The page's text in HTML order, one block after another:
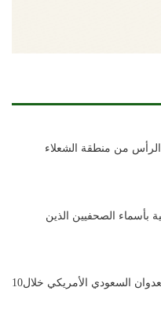
الرأس من منطقة الشعلاء
بأسماء الصحفيين الذين
عين الإنسانية: ضحايا العدوان السعودي الأمريكي خلال10